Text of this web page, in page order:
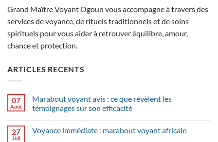
Grand Maître Voyant Ogoun vous accompagne à travers des
services de voyance, de rituels traditionnels et de soins
spirituels pour vous aider à retrouver équilibre, amour,
chance et protection.
ARTICLES RECENTS
07
Août
Marabout voyant avis : ce que révèlent les
témoignages sur son efficacité
27
Juil
Voyance immédiate : marabout voyant africain